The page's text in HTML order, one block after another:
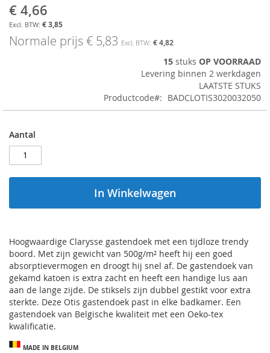
van
de
afbeeldingen-
gallerij
Aanbiedingsprijs
€ 4,66
€ 3,85
Normale prijs€ 5,83 € 4,82
15 stuks OP VOORRAAD
Levering binnen 2 werkdagen
LAATSTE STUKS
Productcode
BADCLOTIS3020032050
Aantal
In Winkelwagen
Hoogwaardige Clarysse gastendoek met een tijdloze trendy
boord. Met zijn gewicht van 500g/m² heeft hij een goed
absorptievermogen en droogt hij snel af. De gastendoek van
gekamd katoen is extra zacht en heeft een handige lus aan
aan de lange zijde. De stiksels zijn dubbel gestikt voor extra
sterkte. Deze Otis gastendoek past in elke badkamer. Een
gastendoek van Belgische kwaliteit met een Oeko-tex
kwalificatie.
MADE IN BELGIUM